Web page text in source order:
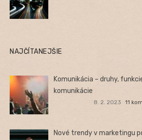
NAJČÍTANEJŠIE
Komunikácia – druhy,
komunikácie
8. 2. 2023 11
Nové trendy v marketingu